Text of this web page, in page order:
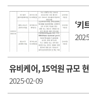
‘키
유비케어, 15억원 규모
2025-02-09